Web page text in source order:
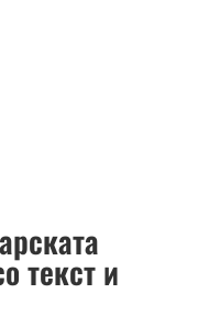
текст и